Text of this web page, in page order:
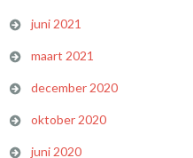
juni 2021
maart 2021
december 2020
oktober 2020
juni 2020